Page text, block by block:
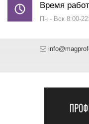
Время
Пн - Вск 8:00-